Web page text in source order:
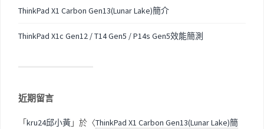
ThinkPad X1 Carbon Gen13(Lunar Lake)簡介
ThinkPad X1c Gen12 / T14 Gen5 / P14s Gen5效能簡測
近期留言
「kru24邱小黃」於〈ThinkPad X1 Carbon Gen13(Lunar Lake)簡